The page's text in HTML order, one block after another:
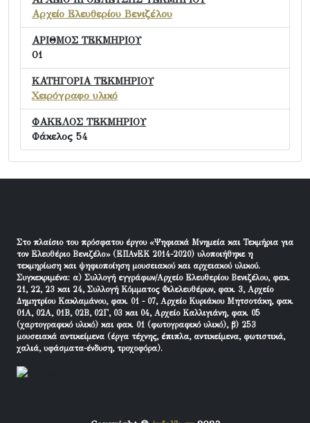
Αρχείο Ελευθερίου Βενιζέλου
ΑΡΙΘΜΟΣ ΤΕΚΜΗΡΙΟΥ
01
ΚΑΤΗΓΟΡΙΑ ΤΕΚΜΗΡΙΟΥ
Χειρόγραφο υλικό
ΦΑΚΕΛΟΣ ΤΕΚΜΗΡΙΟΥ
Φάκελος 54
Στο πλαίσιο του πρόσφατου έργου «Ψηφιακά Μνημεία και Τεκμήρια για
τον Ελευθέριο Βενιζέλο» (ΕΠΑνΕΚ 2014-2020) υλοποιήθηκε η
τεκμηρίωση και ψηφιοποίηση μουσειακού και αρχειακού υλικού.
Συγκεκριμένα: α) Συλλογή εγγράφων/Αρχείο Ελευθερίου Βενιζέλου, φακ.
21, 22, 23 και 24, Συλλογή Κόμματος Φιλελευθέρων, φακ. 3, Αρχείο
Δημητρίου Κακλαμάνου, φακ. 01 - 07, Αρχείο Κυριάκου Μητσοτάκη, φακ.
01Α, 02Α, 01Β, 02Β, 02Γ, 03 και 04, Αρχείο Καλλιγιάνη, φακ. 05
(χαρτογραφικό υλικό) και φακ. 01 (φωτογραφικό υλικό), β) 253
μουσειακά αντικείμενα (έργα τέχνης, έπιπλα, αντικείμενα, φωτιστικά,
χαλιά, υφάσματα-ένδυση, τροχοφόρα).